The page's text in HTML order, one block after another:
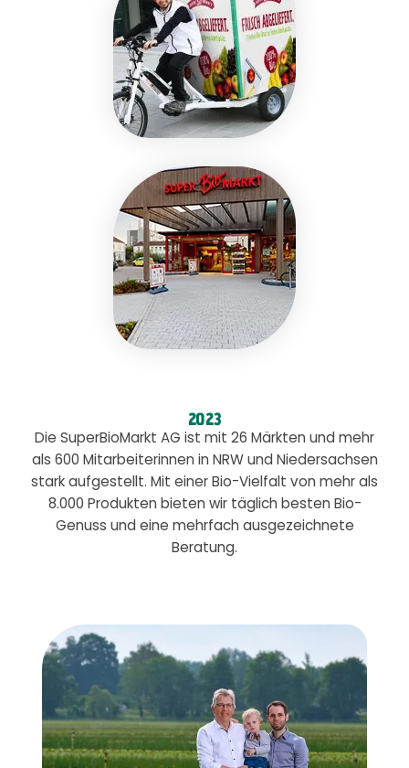
2023
Die SuperBioMarkt AG ist mit 26 Märkten und mehr
als 600 Mitarbeiterinnen in NRW und Niedersachsen
stark aufgestellt. Mit einer Bio-Vielfalt von mehr als
8.000 Produkten bieten wir täglich besten Bio-
Genuss und eine mehrfach ausgezeichnete
Beratung.